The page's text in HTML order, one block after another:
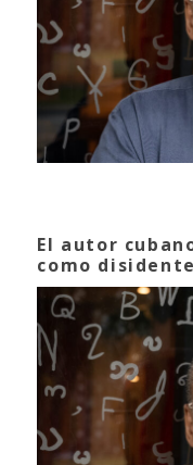
El autor
como